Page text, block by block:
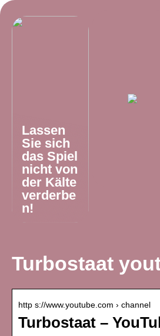
Lassen
Sie sich
das Spiel
nicht von
der Kälte
verderbe
n!
Turbostaat
http s://www.youtube.com › channel
Turbostaat –